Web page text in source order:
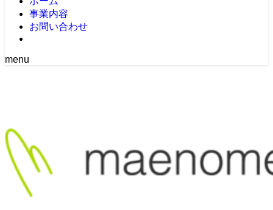
事業内容
お問い合わせ
menu